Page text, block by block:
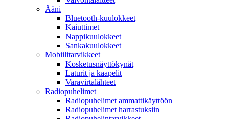
Ääni
Bluetooth-kuulokkeet
Kaiuttimet
Nappikuulokkeet
Sankakuulokkeet
Mobiilitarvikkeet
Kosketusnäyttökynät
Laturit ja kaapelit
Varavirtalähteet
Radiopuhelimet
Radiopuhelimet ammattikäyttöön
Radiopuhelimet harrastuksiin